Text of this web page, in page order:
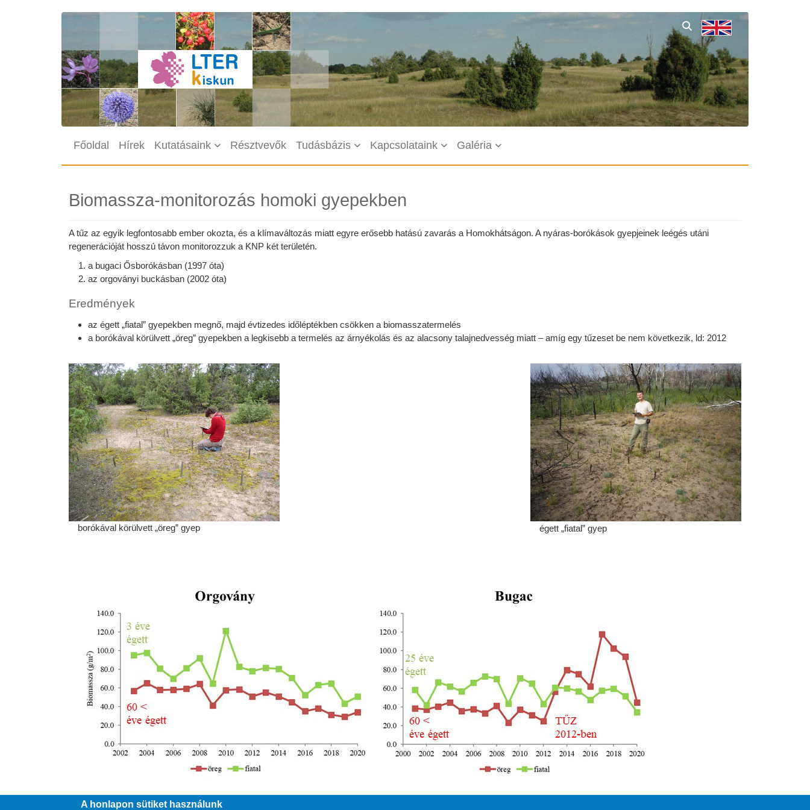
Főoldal Hírek Kutatásaink Résztvevők Tudásbázis Kapcsolataink Galéria
Biomassza-monitorozás homoki gyepekben
A tűz az egyik legfontosabb ember okozta, és a klímaváltozás miatt egyre erősebb hatású zavarás a Homokhátságon. A nyáras-borókások gyepjeinek leégés utáni
regenerációját hosszú távon monitorozzuk a KNP két területén.
a bugaci Ősborókásban (1997 óta)
az orgoványi buckásban (2002 óta)
Eredmények
az égett „fiatal” gyepekben megnő, majd évtizedes időléptékben csökken a biomasszatermelés
a borókával körülvett „öreg” gyepekben a legkisebb a termelés az árnyékolás és az alacsony talajnedvesség miatt – amíg egy tűzeset be nem következik, ld: 2012
borókával körülvett „öreg” gyep égett „fiatal” gyep
A honlapon sütiket használunk